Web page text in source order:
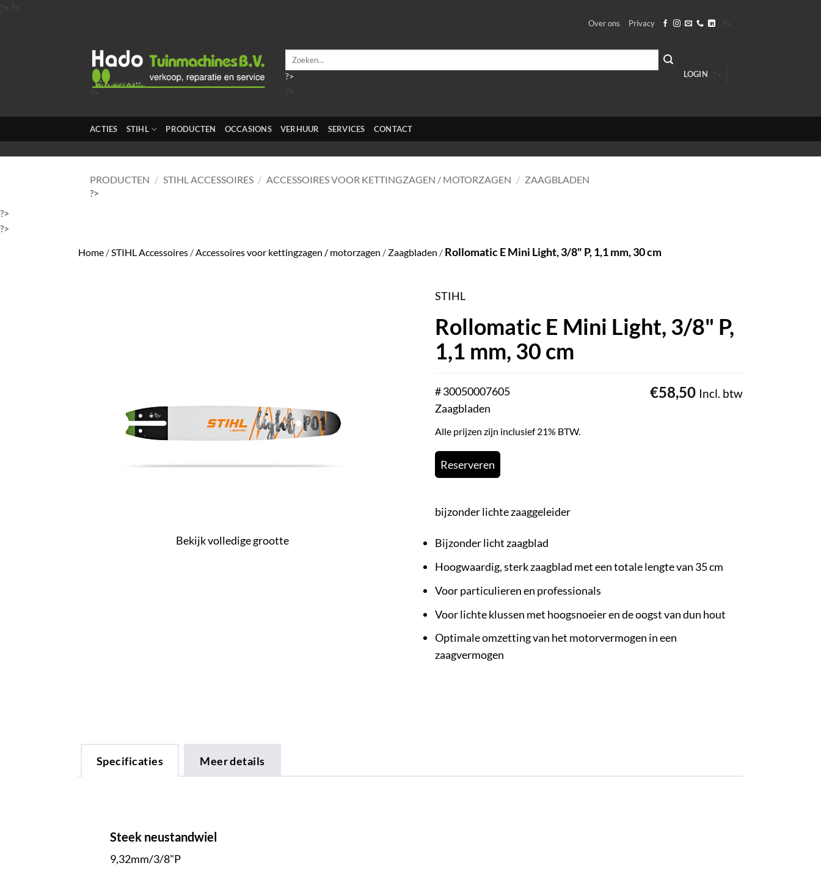
?> ?>
Over ons Privacy
?>
?>
Zoeken
?>
?>
LOGIN ?>
ACTIES STIHL PRODUCTEN OCCASIONS VERHUUR SERVICES CONTACT
PRODUCTEN / STIHL ACCESSOIRES / ACCESSOIRES VOOR KETTINGZAGEN / MOTORZAGEN / ZAAGBLADEN
?>
?>
?>
Home /STIHL Accessoires /Accessoires voor kettingzagen / motorzagen / Zaagbladen / Rollomatic E Mini Light, 3/8" P, 1,1 mm, 30 cm
Bekijk volledige grootte
STIHL
Rollomatic E Mini Light, 3/8" P,
1,1 mm, 30 cm
# 30050007605
Zaagbladen
€58,50 Incl. btw
Alle prijzen zijn inclusief 21% BTW.
Reserveren
bijzonder lichte zaaggeleider
Bijzonder licht zaagblad
Hoogwaardig, sterk zaagblad met een totale lengte van 35 cm
Voor particulieren en professionals
Voor lichte klussen met hoogsnoeier en de oogst van dun hout
Optimale omzetting van het motorvermogen in een
zaagvermogen
Specificaties Meer details
Steek neustandwiel
9,32mm/3/8"P